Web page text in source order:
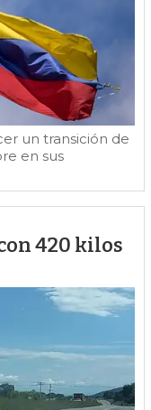
un transición de
en sus
420 kilos